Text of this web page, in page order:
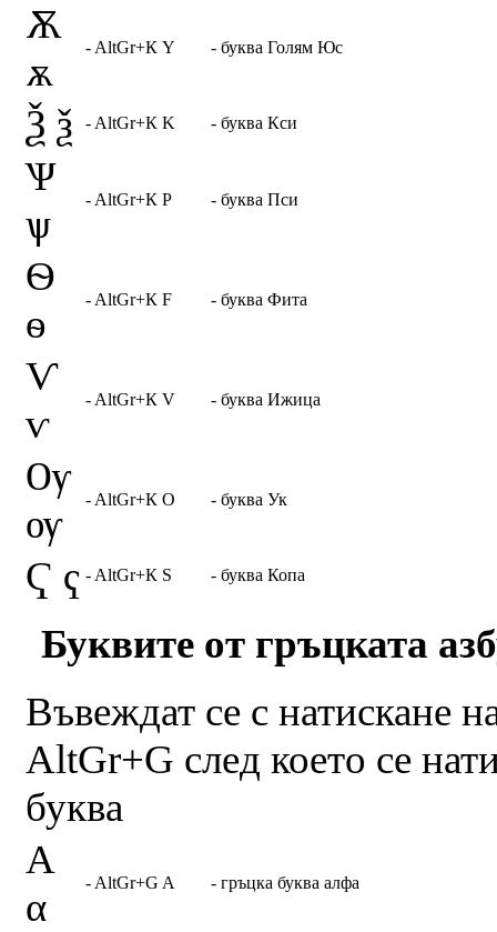
Ѫ
ѫ
- AltGr+К Y - буква Голям Юс
Ѯ ѯ - AltGr+К K - буква Кси
Ѱ
ѱ
- AltGr+К P - буква Пси
Ѳ
ѳ
- AltGr+К F - буква Фита
Ѵ
ѵ
- AltGr+К V - буква Ижица
Ѹ
ѹ
- AltGr+К O - буква Ук
Ҁ ҁ - AltGr+К S - буква Копа
Буквите от гръцката
Въвеждат се с натискане
AltGr+G след което се
буква
Α
α
- AltGr+G A - гръцка буква алфа